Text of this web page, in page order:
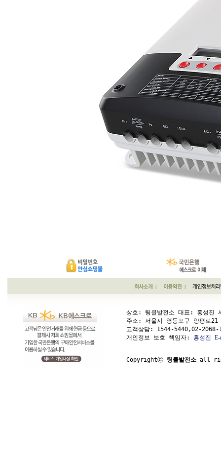
상호: 팅클발전소 대표: 홍성
주소: 서울시 영등포구 양평
고객상담: 1544-5440,02-
개인정보 보호 책임자: 홍성진
Copyrightⓒ 팅클발전소 all